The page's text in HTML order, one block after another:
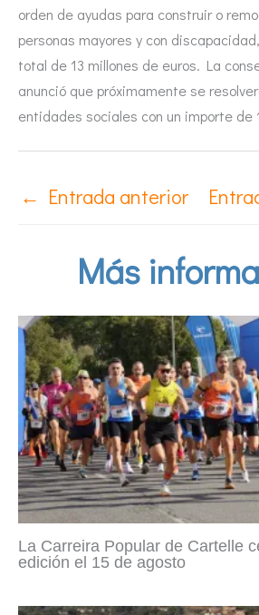
orden de ayudas para construir o
personas mayores y con
total de 13 millones de euros. La
anunció que próximamente se
entidades sociales con un importe de
← Entrada anterior
Más
La Carreira Popular de Cartelle
edición el 15 de agosto